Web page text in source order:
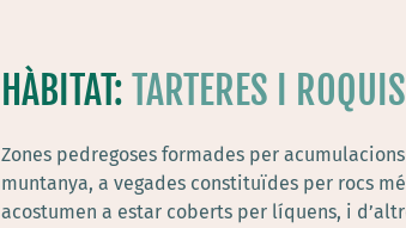
HÀBITAT: TARTERES I
Zones pedregoses formades per
muntanya, a vegades constituïdes per rocs
acostumen a estar coberts per líquens, i